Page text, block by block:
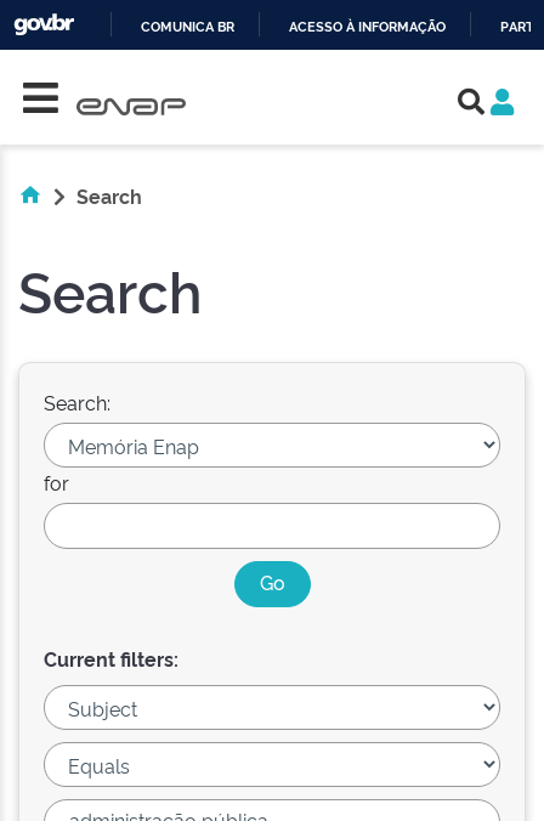
COMUNICA BR ACESSO À INFORMAÇÃO
Search
Search
Search:
for
Current filters: